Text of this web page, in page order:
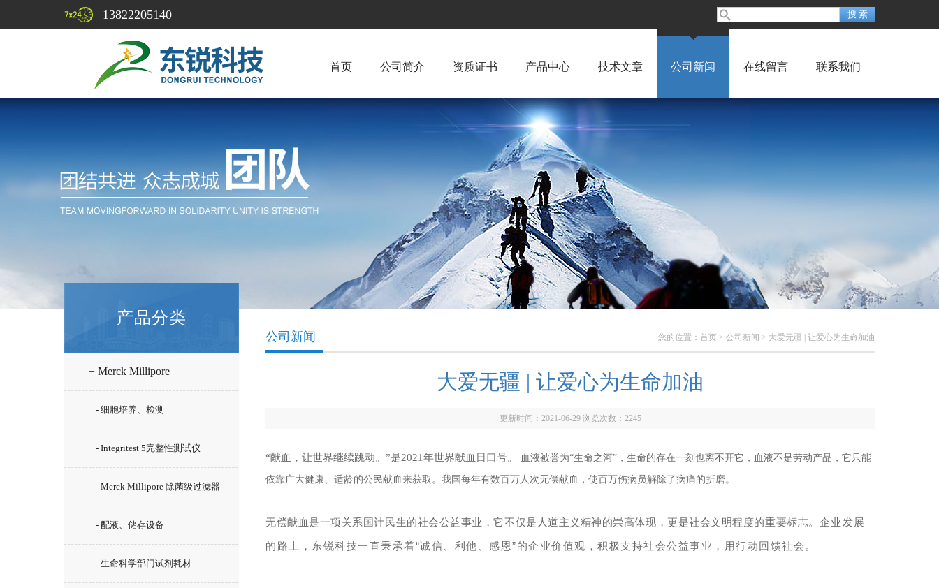
13822205140
首页 公司简介 资质证书 产品中心 技术文章 公司新闻 在线留言 联系我们
产品分类
+ Merck Millipore
- 细胞培养、检测
- Integritest 5完整性测试仪
- Merck Millipore 除菌级过滤器
- 配液、储存设备
- 生命科学部门试剂耗材
您的位置： 首页 > 公司新闻 > 大爱无疆 | 让爱心为生命加油
公司新闻
大爱无疆 | 让爱心为生命加油
更新时间：2021-06-29 浏览次数： 2245
“献血，让世界继续跳动。”是2021年世界献血日口号。 血液被誉为“生命之河”，生命的存在一刻也离不开它，血液不是劳动产品，它只能
依靠广大健康、适龄的公民献血来获取。我国每年有数百万人次无偿献血，使百万伤病员解除了病痛的折磨。
无偿献血是一项关系国计民生的社会公益事业，它不仅是人道主义精神的崇高体现，更是社会文明程度的重要标志。 企业发展
的路上， 东锐科技一直秉承着“诚信、利他、感恩”的企业价值观，积极支持社会公益事业，用行动回馈社会。